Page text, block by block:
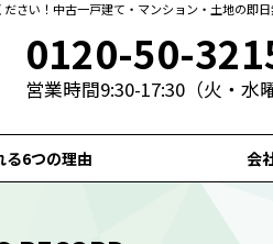
い！中古一戸建て・マンション・土地の即
0120-50-
営業時間9:30-17:30（火・水
る6つの理由 会